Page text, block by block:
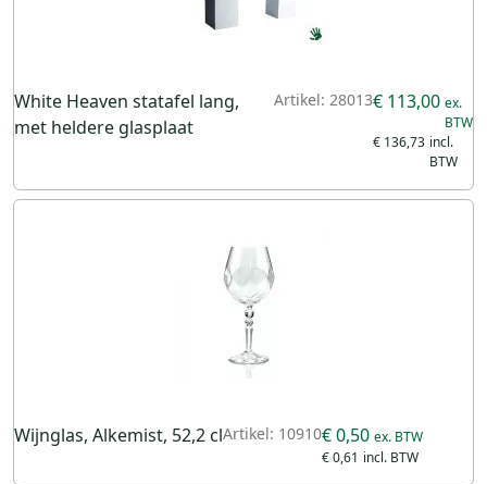
White Heaven statafel lang,
met heldere glasplaat
Artikel: 28013
€ 136,73
€ 113,00
Wijnglas, Alkemist, 52,2 clArtikel: 10910
€ 0,61
€ 0,50